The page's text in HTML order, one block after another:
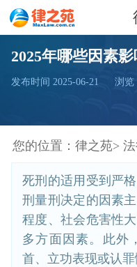
2025年哪些因素
发布时间 2025-06-21 浏览
您的位置： 律之苑>
死刑的适用受到严
刑量刑决定的因素
程度、社会危害性
多方面因素。此外
首、立功表现或认罪